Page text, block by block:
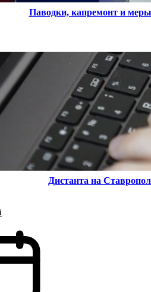
Паводки, капремонт и
Дистанта на